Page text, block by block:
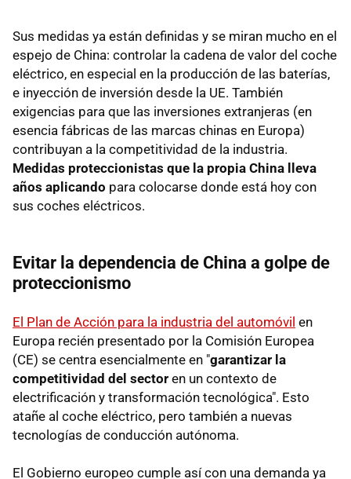
Sus medidas ya están definidas y se miran mucho en el
espejo de China: controlar la cadena de valor del coche
eléctrico, en especial en la producción de las baterías,
e inyección de inversión desde la UE. También
exigencias para que las inversiones extranjeras (en
esencia fábricas de las marcas chinas en Europa)
contribuyan a la competitividad de la industria.
Medidas proteccionistas que la propia China lleva
años aplicando para colocarse donde está hoy con
sus coches eléctricos.
Evitar la dependencia de China a golpe de
proteccionismo
El Plan de Acción para la industria del automóvil en
Europa recién presentado por la Comisión Europea
(CE) se centra esencialmente en "garantizar la
competitividad del sector en un contexto de
electrificación y transformación tecnológica". Esto
atañe al coche eléctrico, pero también a nuevas
tecnologías de conducción autónoma.
El Gobierno europeo cumple así con una demanda ya